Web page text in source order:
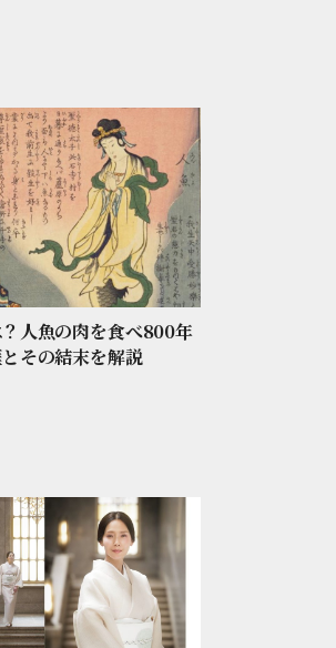
人魚の肉を食べ800年
その結末を解説